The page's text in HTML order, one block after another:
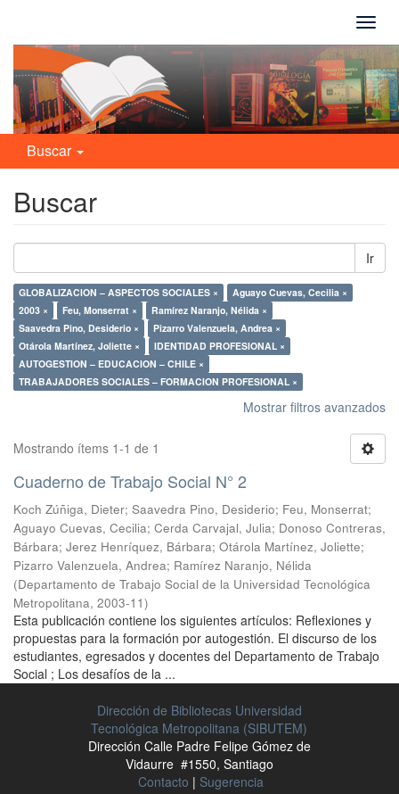
Buscar
Buscar
Ir
GLOBALIZACION – ASPECTOS SOCIALES ×
Aguayo Cuevas, Cecilia ×
2003 ×
Feu, Monserrat ×
Ramírez Naranjo, Nélida ×
Saavedra Pino, Desiderio ×
Pizarro Valenzuela, Andrea ×
Otárola Martínez, Joliette ×
IDENTIDAD PROFESIONAL ×
AUTOGESTION – EDUCACION – CHILE ×
TRABAJADORES SOCIALES – FORMACION PROFESIONAL ×
Mostrar filtros avanzados
Mostrando ítems 1-1 de 1
Cuaderno de Trabajo Social N° 2
Koch Zúñiga, Dieter; Saavedra Pino, Desiderio; Feu, Monserrat;
Aguayo Cuevas, Cecilia; Cerda Carvajal, Julia; Donoso Contreras,
Bárbara; Jerez Henríquez, Bárbara; Otárola Martínez, Joliette;
Pizarro Valenzuela, Andrea; Ramírez Naranjo, Nélida
(Departamento de Trabajo Social de la Universidad Tecnológica
Metropolitana, 2003-11)
Esta publicación contiene los siguientes artículos: Reflexiones y
propuestas para la formación por autogestión. El discurso de los
estudiantes, egresados y docentes del Departamento de Trabajo
Social ; Los desafíos de la ...
Dirección de Bibliotecas Universidad
Tecnológica Metropolitana (SIBUTEM)
Dirección Calle Padre Felipe Gómez de
Vidaurre #1550, Santiago
Contacto | Sugerencia